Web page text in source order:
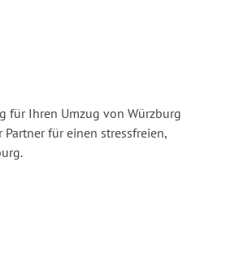
für Ihren Umzug von Würzburg
Partner für einen stressfreien,